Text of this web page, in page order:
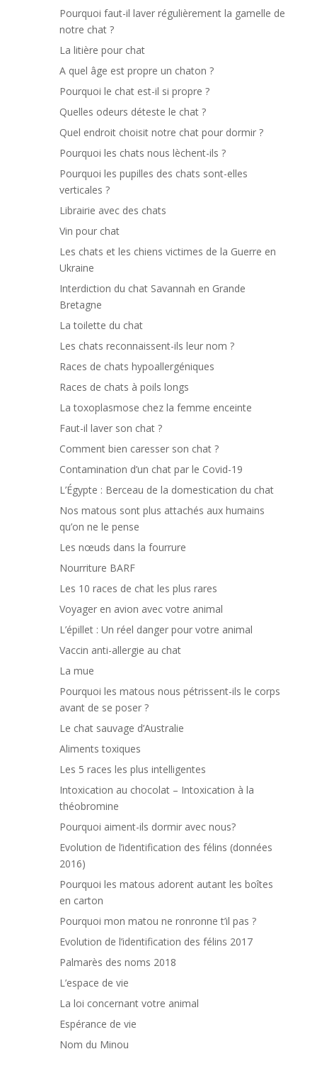
Pourquoi faut-il laver régulièrement la gamelle de
notre chat ?
La litière pour chat
A quel âge est propre un chaton ?
Pourquoi le chat est-il si propre ?
Quelles odeurs déteste le chat ?
Quel endroit choisit notre chat pour dormir ?
Pourquoi les chats nous lèchent-ils ?
Pourquoi les pupilles des chats sont-elles
verticales ?
Librairie avec des chats
Vin pour chat
Les chats et les chiens victimes de la Guerre en
Ukraine
Interdiction du chat Savannah en Grande
Bretagne
La toilette du chat
Les chats reconnaissent-ils leur nom ?
Races de chats hypoallergéniques
Races de chats à poils longs
La toxoplasmose chez la femme enceinte
Faut-il laver son chat ?
Comment bien caresser son chat ?
Contamination d’un chat par le Covid-19
L’Égypte : Berceau de la domestication du chat
Nos matous sont plus attachés aux humains
qu’on ne le pense
Les nœuds dans la fourrure
Nourriture BARF
Les 10 races de chat les plus rares
Voyager en avion avec votre animal
L’épillet : Un réel danger pour votre animal
Vaccin anti-allergie au chat
La mue
Pourquoi les matous nous pétrissent-ils le corps
avant de se poser ?
Le chat sauvage d’Australie
Aliments toxiques
Les 5 races les plus intelligentes
Intoxication au chocolat – Intoxication à la
théobromine
Pourquoi aiment-ils dormir avec nous?
Evolution de l’identification des félins (données
2016)
Pourquoi les matous adorent autant les boîtes
en carton
Pourquoi mon matou ne ronronne t’il pas ?
Evolution de l’identification des félins 2017
Palmarès des noms 2018
L’espace de vie
La loi concernant votre animal
Espérance de vie
Nom du Minou